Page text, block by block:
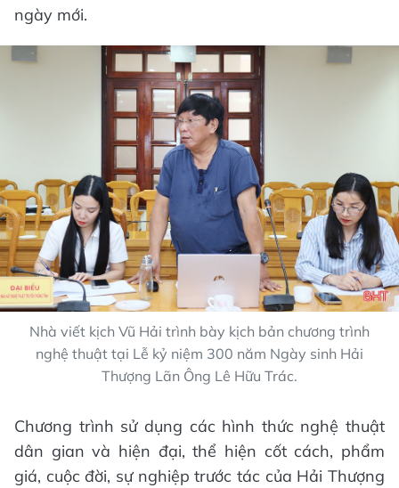
ngày mới.
Nhà viết kịch Vũ Hải trình bày kịch bản chương trình
nghệ thuật tại Lễ kỷ niệm 300 năm Ngày sinh Hải
Thượng Lãn Ông Lê Hữu Trác.
Chương trình sử dụng các hình thức nghệ thuật
dân gian và hiện đại, thể hiện cốt cách, phẩm
giá, cuộc đời, sự nghiệp trước tác của Hải Thượng